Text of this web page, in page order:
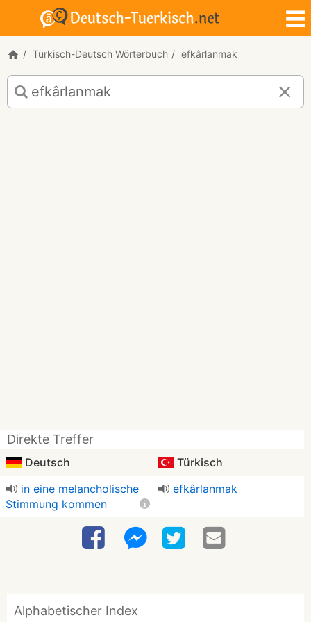
Türkisch-Deutsch Wörterbuch efkârlanmak
Türkisch-
Deutsch
Übersetzung
Direkte Treffer
Deutsch
Türkisch
in eine melancholische
Stimmung kommen
efkârlanmak
Alphabetischer Index